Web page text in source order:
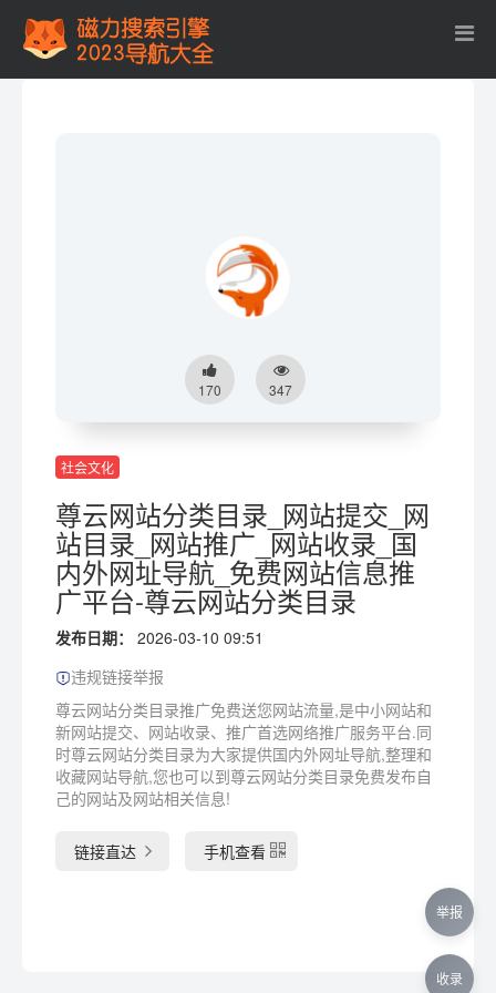
170 347
社会文化
尊云网站分类目录_网站提交_网
站目录_网站推广_网站收录_国
内外网址导航_免费网站信息推
广平台-尊云网站分类目录
发布日期：
2026-03-10 09:51
违规链接举报
尊云网站分类目录推广免费送您网站流量,是中小网站和
新网站提交、网站收录、推广首选网络推广服务平台.同
时尊云网站分类目录为大家提供国内外网址导航,整理和
收藏网站导航,您也可以到尊云网站分类目录免费发布自
己的网站及网站相关信息!
链接直达 手机查看
举报
收录